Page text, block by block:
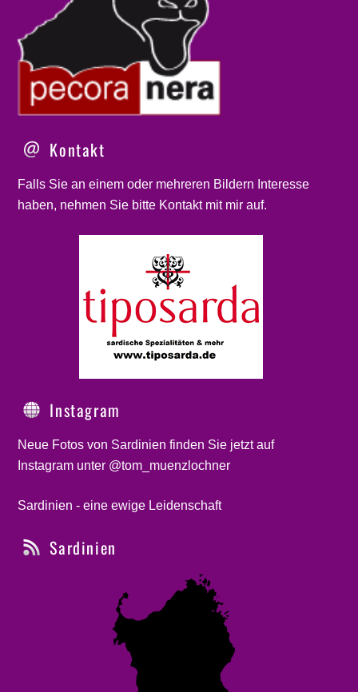
Kontakt
Falls Sie an einem oder mehreren Bildern Interesse
haben, nehmen Sie bitte Kontaktmit mir auf.
Instagram
Neue Fotos von Sardinien finden Sie jetzt auf
Instagram unter @tom_muenzlochner
Sardinien - eine ewige Leidenschaft
Sardinien